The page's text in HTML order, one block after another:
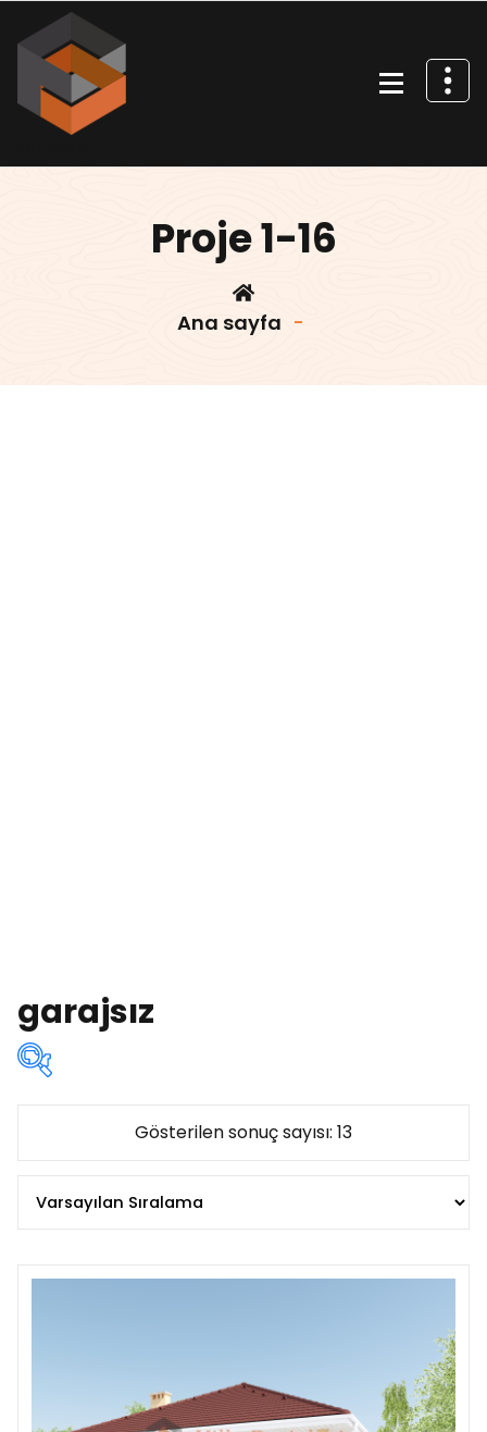
geç
Proje 1-16
Ana sayfa -
garajsız
Kat sayısına göre:
Iki katli (1)
Popüler(4)
az 90 m²(3)
Gösterilen sonuç sayısı: 13